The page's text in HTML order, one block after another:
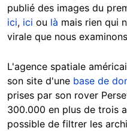
publié des images du
ici, ici ou là mais rien qui
virale que nous
L'agence spatiale
son site d'une base de
prises par son rover
300.000 en plus de trois
possible de filtrer les